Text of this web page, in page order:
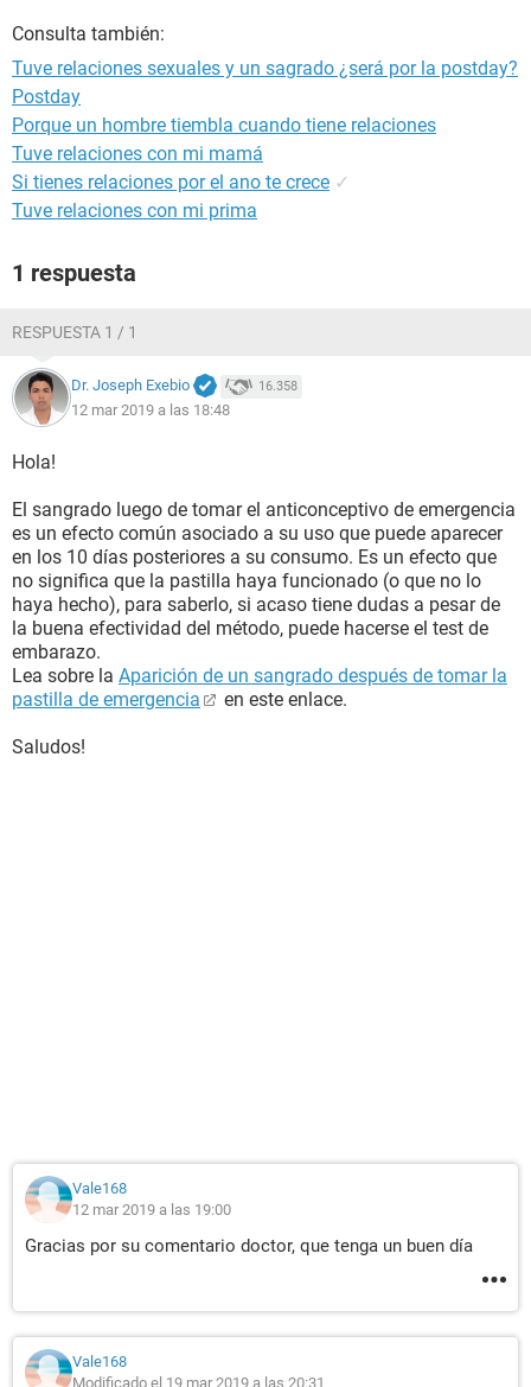
caso de ser menstruación, se me adelantó 4 días), es de
color café como mi menstruación y tengo dolores
menstruales y la cantidad es normal como cuando me llega.
Estoy preocupada, yo no me cuide por unos exámenes que
recién hice para comenzar mi cuidado.
Agregó que: mi ciclo es irregular, mi menstruacion anterior
inició el 14 de febrero y finalizó el 20. Y entre mi
menstruación de enero y marzo, mi ciclo duró 31 días
exactos.
Consulta también:
Tuve relaciones sexuales y un sagrado ¿será por la postday?
Postday
Porque un hombre tiembla cuando tiene relaciones
Tuve relaciones con mi mamá
Si tienes relaciones por el ano te crece ✓
Tuve relaciones con mi prima
1 respuesta
RESPUESTA 1 / 1
Dr. Joseph Exebio 16.358
12 mar 2019 a las 18:48
Hola!
El sangrado luego de tomar el anticonceptivo de emergencia
es un efecto común asociado a su uso que puede aparecer
en los 10 días posteriores a su consumo. Es un efecto que
no significa que la pastilla haya funcionado (o que no lo
haya hecho), para saberlo, si acaso tiene dudas a pesar de
la buena efectividad del método, puede hacerse el test de
embarazo.
Lea sobre la Aparición de un sangrado después de tomar la
pastilla de emergencia
en este enlace.
Saludos!
Vale168
12 mar 2019 a las 19:00
Gracias por su comentario doctor, que tenga un buen día
Vale168
Modificado el 19 mar 2019 a las 20:31